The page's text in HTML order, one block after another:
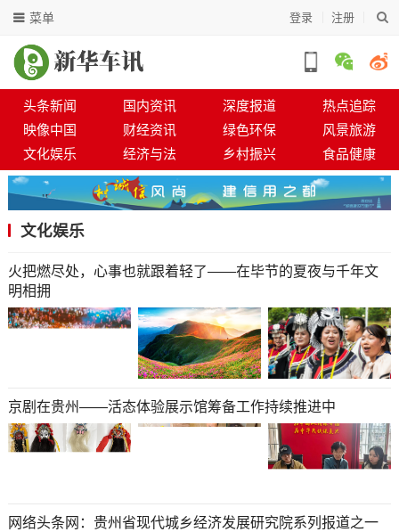
登录 注册
菜单
头条新闻 国内资讯 深度报道
热点追踪
映像中国
财经资讯 绿色环保
风景旅游
文化娱乐
经济与法 乡村振兴 食品健康
文化娱乐
火把燃尽处，心事也就跟着轻了——在毕节的夏夜与千年文
明相拥
京剧在贵州——活态体验展示馆筹备工作持续推进中
网络头条网：贵州省现代城乡经济发展研究院系列报道之一